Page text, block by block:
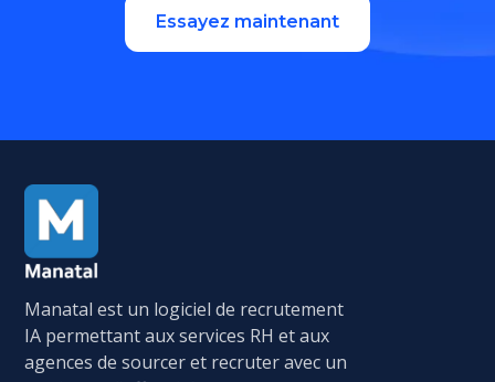
Essayez maintenant
Manatal est un logiciel de recrutement
IA permettant aux services RH et aux
agences de sourcer et recruter avec un